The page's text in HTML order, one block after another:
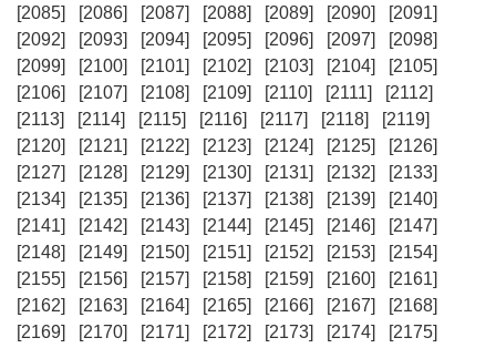
[2085]
[2086] [2087] [2088] [2089] [2090]
[2091]
[2092]
[2093] [2094] [2095] [2096] [2097]
[2098]
[2099]
[2100] [2101] [2102] [2103] [2104]
[2105]
[2106]
[2107] [2108] [2109] [2110] [2111]
[2112]
[2113]
[2114] [2115] [2116] [2117] [2118]
[2119]
[2120]
[2121] [2122] [2123] [2124] [2125]
[2126]
[2127]
[2128] [2129] [2130] [2131] [2132]
[2133]
[2134]
[2135] [2136] [2137] [2138] [2139]
[2140]
[2141]
[2142] [2143] [2144] [2145] [2146]
[2147]
[2148]
[2149] [2150] [2151] [2152] [2153]
[2154]
[2155]
[2156] [2157] [2158] [2159] [2160]
[2161]
[2162]
[2163] [2164] [2165] [2166] [2167]
[2168]
[2169]
[2170] [2171] [2172] [2173] [2174]
[2175]